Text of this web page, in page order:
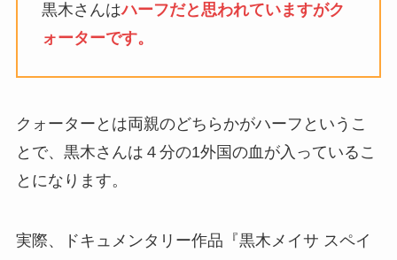
黒木さんはハーフだと思われていますがク
ォーターです。
クォーターとは両親のどちらかがハーフというこ
とで、黒木さんは４分の1外国の血が入っているこ
とになります。
実際、ドキュメンタリー作品『黒木メイサ スペイ